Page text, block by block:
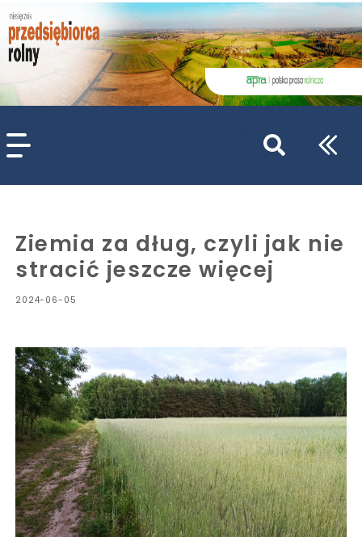
Ziemia za dług, czyli jak nie
stracić jeszcze więcej
2024-06-05